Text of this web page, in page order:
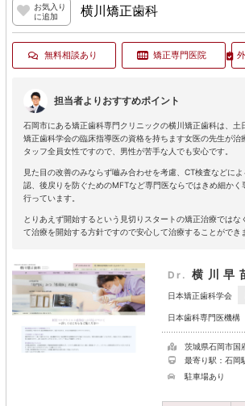
お気入り
に追加
横川矯正歯科
無料相談あり 矯正専門医院
担当者よりおすすめポイント
石岡市にある矯正歯科専門クリニックの横川矯正歯科は、土
矯正歯科学会の臨床指導医の資格を持ちます女医の先生が治
タッフ全員女性ですので、男性が苦手な人でも安心です。
見た目の改善のみならず嚙み合わせを考慮、CT検査などに
認、後戻りを防ぐためのMFTなど専門医ならではきめ細かく
行っています。
とりあえず開始するという見切りスタートの矯正治療ではな
て治療を開始する方針ですので安心して治療することができ
Dr. 横川早
日本矯正歯科学会
日本歯科専門医機構
茨城県石岡市
最寄り駅：石岡
駐車場あり